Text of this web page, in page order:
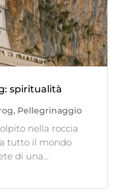
spiritualità
, Pellegrinaggio
nella roccia
tutto il mondo
di una...